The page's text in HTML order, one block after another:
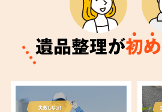
遺品整理が初め